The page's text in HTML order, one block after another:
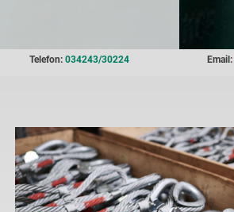
Telefon: 034243/30224 Email: